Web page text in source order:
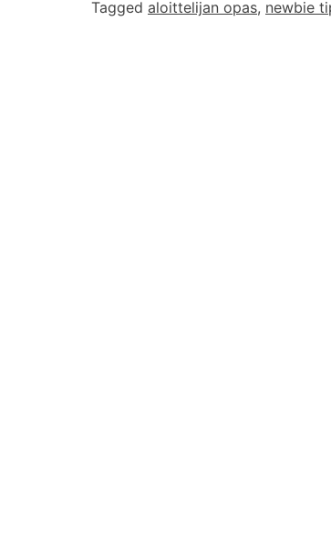
Tagged aloittelijan opas, newbie